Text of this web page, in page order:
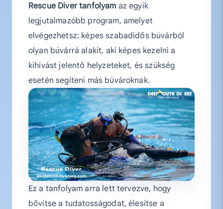
Rescue Diver tanfolyam az egyik
legjutalmazóbb program, amelyet
elvégezhetsz: képes szabadidős búvárból
olyan búvárrá alakít, aki képes kezelni a
kihívást jelentő helyzeteket, és szükség
esetén segíteni más búvároknak.
Ez a tanfolyam arra lett tervezve, hogy
bővítse a tudatosságodat, élesítse a